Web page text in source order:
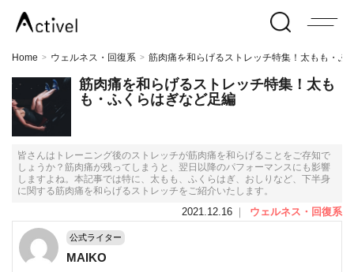
Home > ウェルネス・回復系 > 筋肉痛を和らげるストレッチ特集！太もも・ふ
筋肉痛を和らげるストレッチ特集！太も
も・ふくらはぎなど足編
皆さんはトレーニング後のストレッチが筋肉痛を和らげることをご存知で
しょうか？筋肉痛が残ってしまうと、翌日以降のパフォーマンスにも影響
しますよね。本記事では特に、太もも、ふくらはぎ、おしりなど、下半身
に関する筋肉痛を和らげるストレッチをご紹介いたします。
2021.12.16 ｜ ウェルネス・回復系
公式ライター
MAIKO